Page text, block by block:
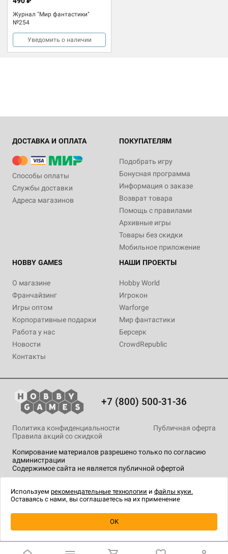
Журнал "Мир фантастики"
№254
Уведомить о наличии
ДОСТАВКА И ОПЛАТА
Способы оплаты
Службы доставки
Адреса магазинов
ПОКУПАТЕЛЯМ
Подобрать игру
Бонусная программа
Информация о заказе
Возврат товара
Помощь с правилами
Архивные игры
Товары без скидки
Мобильное приложение
HOBBY GAMES
О магазине
Франчайзинг
Игры оптом
Корпоративные подарки
Работа у нас
Новости
Контакты
НАШИ ПРОЕКТЫ
Hobby World
Игрокон
Warforge
Мир фантастики
Берсерк
CrowdRepublic
+7 (800) 500-31-36
Копирование материалов разрешено только по согласию
администрации
Содержимое сайта не является публичной офертой
Политика конфиденциальности
Публичная оферта
Правила акций со скидкой
технологии .
Используем рекомендательные технологии и файлы куки.
Оставаясь с нами, вы соглашаетесь на их применение
OK